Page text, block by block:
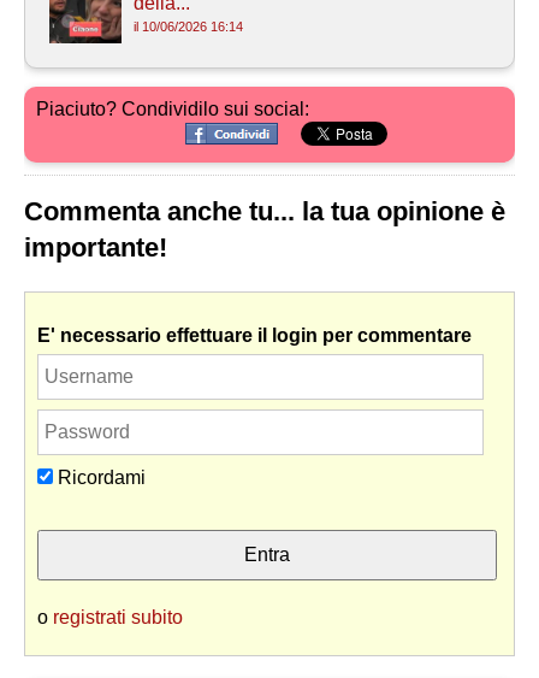
il 10/06/2026 16:14
Piaciuto? Condividilo sui social:
Commenta anche tu... la tua opinione è
importante!
E' necessario effettuare il login per commentare
Ricordami
o registrati subito